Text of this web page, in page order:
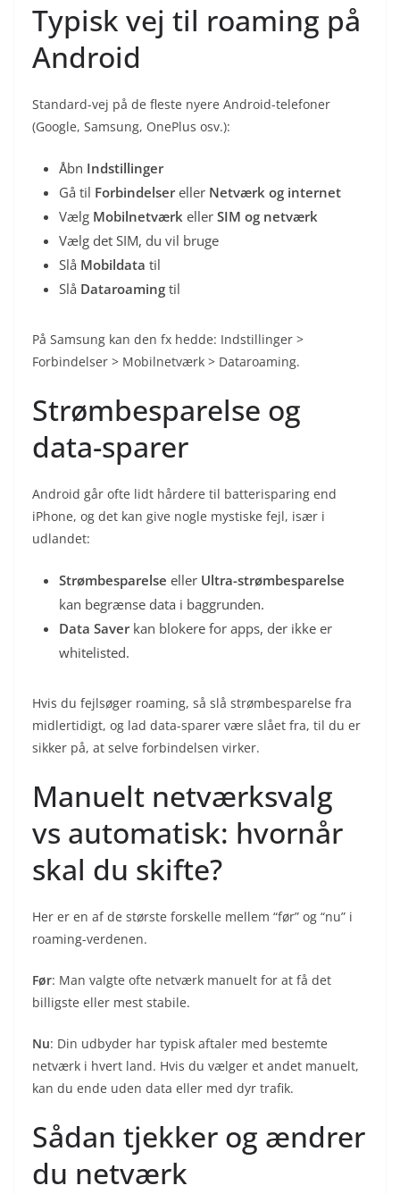
Typisk vej til roaming på
Android
Standard-vej på de fleste nyere Android-telefoner
(Google, Samsung, OnePlus osv.):
Åbn Indstillinger
Gå til Forbindelsereller Netværk og internet
Vælg Mobilnetværk eller SIM og netværk
Vælg det SIM, du vil bruge
Slå Mobildata til
Slå Dataroaming til
På Samsung kan den fx hedde: Indstillinger >
Forbindelser > Mobilnetværk > Dataroaming.
Strømbesparelse og
data-sparer
Android går ofte lidt hårdere til batterisparing end
iPhone, og det kan give nogle mystiske fejl, især i
udlandet:
Strømbesparelse eller Ultra-strømbesparelse
kan begrænse data i baggrunden.
Data Saverkan blokere for apps, der ikke er
whitelisted.
Hvis du fejlsøger roaming, så slå strømbesparelse fra
midlertidigt, og lad data-sparer være slået fra, til du er
sikker på, at selve forbindelsen virker.
Manuelt netværksvalg
vs automatisk: hvornår
skal du skifte?
Her er en af de største forskelle mellem “før” og “nu” i
roaming-verdenen.
Før: Man valgte ofte netværk manuelt for at få det
billigste eller mest stabile.
Nu: Din udbyder har typisk aftaler med bestemte
netværk i hvert land. Hvis du vælger et andet manuelt,
kan du ende uden data eller med dyr trafik.
Sådan tjekker og ændrer
du netværk